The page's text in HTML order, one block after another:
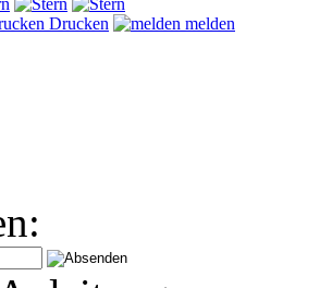
Drucken melden